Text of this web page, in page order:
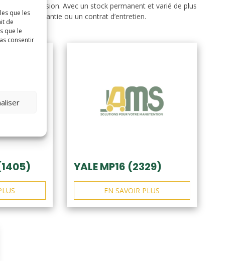
que les
de
que le
consentir
d’occasion. Avec un stock permanent et varié de plus
une garantie ou un contrat d’entretien.
YALE MP16 (2329)
EN SAVOIR PLUS